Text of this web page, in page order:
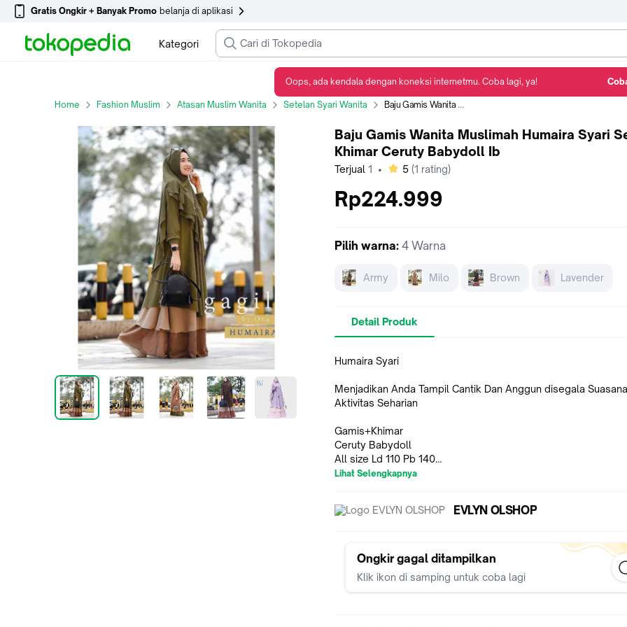
Gratis Ongkir + Banyak Promo belanja di aplikasi
Kategori
Home Fashion Muslim Atasan Muslim Wanita Setelan Syari Wanita Baju Gamis Wanita Muslimah Humaira Syari Set Khimar Ceruty Babydoll Ib
Baju Gamis Wanita Muslimah Humaira Syari
Khimar Ceruty Babydoll Ib
Terjual 1 • bintang
5 (1 rating)
Rp224.999
Pilih warna: 4 Warna
Army Milo Brown Lavender
Detail Produk
Humaira Syari
Menjadikan Anda Tampil Cantik Dan Anggun disegala Suasana
Aktivitas Seharian
Gamis+Khimar
Ceruty Babydoll
All size Ld 110 Pb 140
Best Seller
Ada 4 Varian warna
Mohon Dimaklumi Jika ada Perbedaan Warna Karena Efek
Lihat Selengkapnya
EVLYN OLSHOP
Ongkir gagal ditampilkan
Klik ikon di samping untuk coba lagi
Oops, ada kendala dengan koneksi internetmu. Coba lagi, ya!